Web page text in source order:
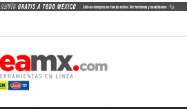
deseos
deseos
guardar productos en su